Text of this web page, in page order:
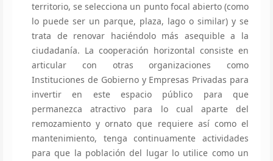
territorio, se selecciona un punto focal abierto (como
lo puede ser un parque, plaza, lago o similar) y se
trata de renovar haciéndolo más asequible a la
ciudadanía. La cooperación horizontal consiste en
articular con otras organizaciones como
Instituciones de Gobierno y Empresas Privadas para
invertir en este espacio público para que
permanezca atractivo para lo cual aparte del
remozamiento y ornato que requiere así como el
mantenimiento, tenga continuamente actividades
para que la población del lugar lo utilice como un